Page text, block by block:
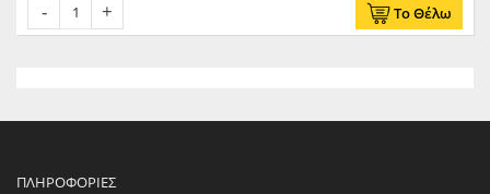
Το Θέλω
ΠΛΗΡΟΦΟΡΊΕΣ